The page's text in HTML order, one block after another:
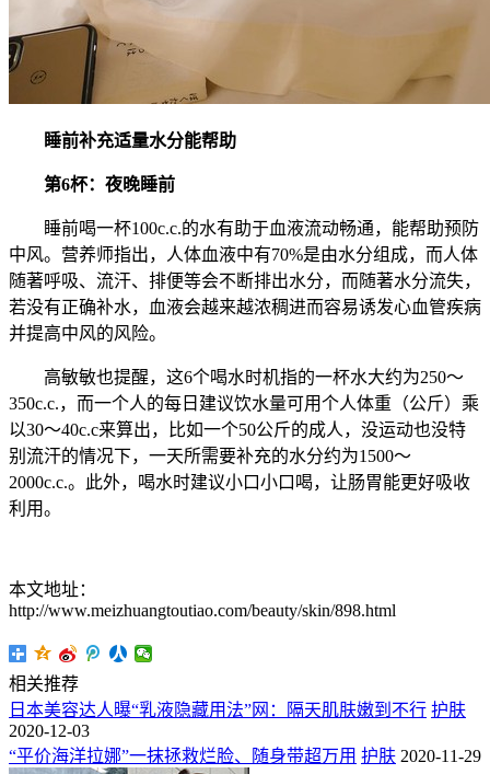
睡前补充适量水分能帮助
第6杯：夜晚睡前
睡前喝一杯100c.c.的水有助于血液流动畅通，能帮助预防
中风。营养师指出，人体血液中有70%是由水分组成，而人体
随著呼吸、流汗、排便等会不断排出水分，而随著水分流失，
若没有正确补水，血液会越来越浓稠进而容易诱发心血管疾病
并提高中风的风险。
高敏敏也提醒，这6个喝水时机指的一杯水大约为250～
350c.c.，而一个人的每日建议饮水量可用个人体重（公斤）乘
以30～40c.c来算出，比如一个50公斤的成人，没运动也没特
别流汗的情况下，一天所需要补充的水分约为1500～
2000c.c.。此外，喝水时建议小口小口喝，让肠胃能更好吸收
利用。
本文地址：
http://www.meizhuangtoutiao.com/beauty/skin/898.html
相关推荐
日本美容达人曝“乳液隐藏用法”网：隔天肌肤嫩到不行 护肤
2020-12-03
“平价海洋拉娜”一抹拯救烂脸、随身带超万用 护肤 2020-11-29